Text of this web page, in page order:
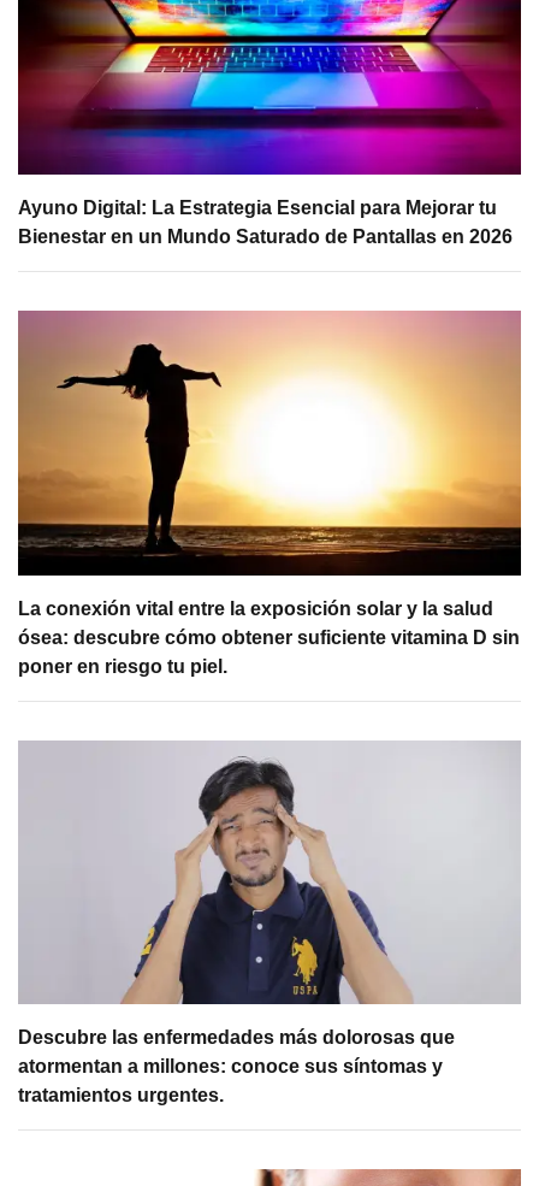
Ayuno Digital: La Estrategia Esencial para Mejorar tu
Bienestar en un Mundo Saturado de Pantallas en 2026
La conexión vital entre la exposición solar y la salud
ósea: descubre cómo obtener suficiente vitamina D sin
poner en riesgo tu piel.
Descubre las enfermedades más dolorosas que
atormentan a millones: conoce sus síntomas y
tratamientos urgentes.